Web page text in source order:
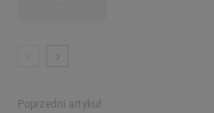
Poprzedni artykuł